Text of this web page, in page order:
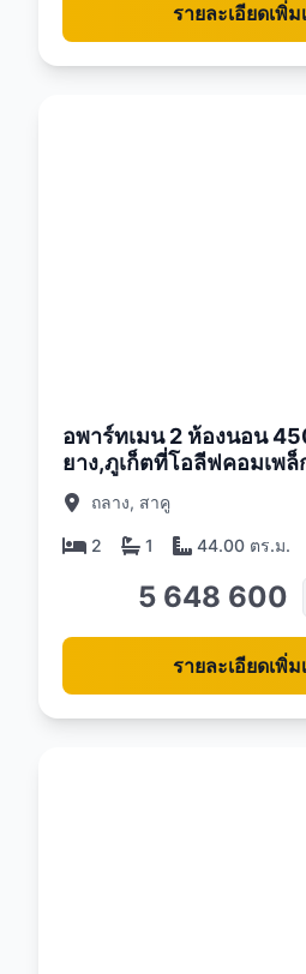
รายละเอียดเพิ่ม
อพาร์ทเมน 2 ห้องนอน
ยาง,ภูเก็ตที่โอลีฟคอมเพล็
ถลาง, สาคู
2 1 44.00 ตร.ม.
5 648 600
รายละเอียดเพิ่ม